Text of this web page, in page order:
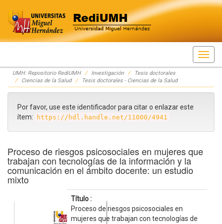
Skip
navigation
UMH: Repositorio RediUMH Investigación
Tesis doctorales
Ciencias de la Salud
Tesis doctorales - Ciencias de la Salud
Por favor, use este identificador para citar o enlazar este
ítem:
https://hdl.handle.net/11000/4941
Proceso de riesgos psicosociales en mujeres que
trabajan con tecnologías de la información y la
comunicación en el ámbito docente: un estudio
mixto
Título :
Proceso de riesgos psicosociales en
mujeres que trabajan con tecnologías de